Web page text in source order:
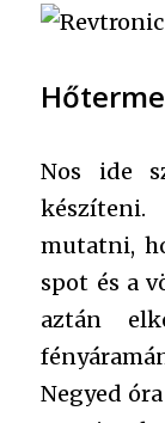
Nos ide
mutatni,
spot és a
aztán
Negyed